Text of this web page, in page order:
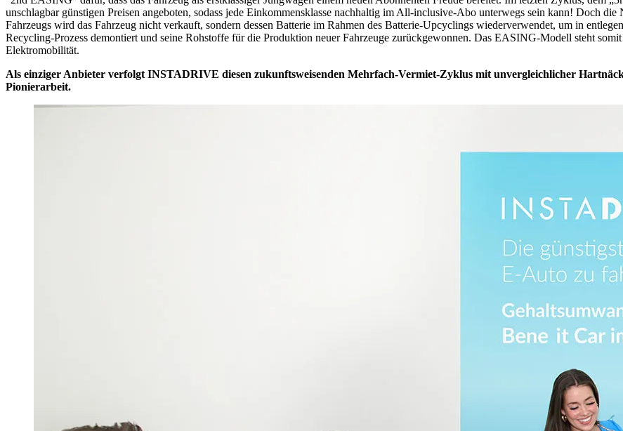
unschlagbar günstigen Preisen angeboten, sodass jede Einkommensklasse nachhaltig im All-inclusive-Abo unterwegs sein kann! Doch
Fahrzeugs wird das Fahrzeug nicht verkauft, sondern dessen Batterie im Rahmen des Batterie-Upcyclings wiederverwendet, um in
Recycling-Prozess demontiert und seine Rohstoffe für die Produktion neuer Fahrzeuge zurückgewonnen. Das EASING-Modell steht
Elektromobilität.
Als einziger Anbieter verfolgt INSTADRIVE diesen zukunftsweisenden Mehrfach-Vermiet-Zyklus mit unvergleichlicher
Pionierarbeit.